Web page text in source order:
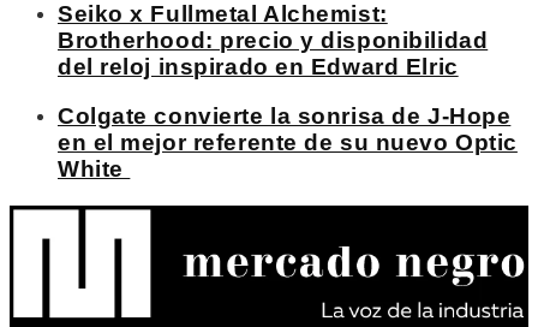
Seiko x Fullmetal Alchemist:
Brotherhood: precio y disponibilidad
del reloj inspirado en Edward Elric
Colgate convierte la sonrisa de J-Hope
en el mejor referente de su nuevo Optic
White